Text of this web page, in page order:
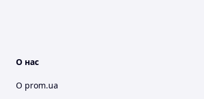
О нас
О prom.ua